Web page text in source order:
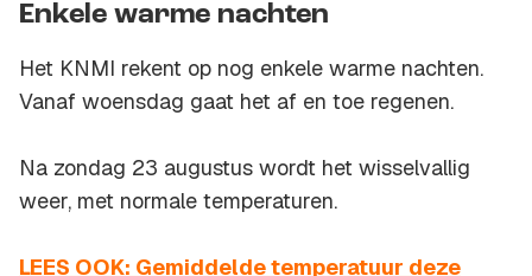
Enkele warme nachten
Het KNMI rekent op nog enkele warme nachten.
Vanaf woensdag gaat het af en toe regenen.
Na zondag 23 augustus wordt het wisselvallig
weer, met normale temperaturen.
LEES OOK: Gemiddelde temperatuur deze